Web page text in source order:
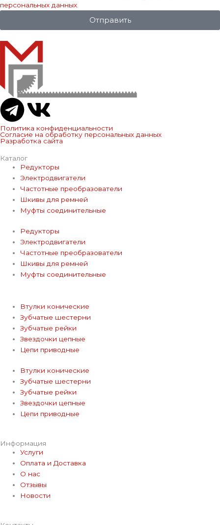
персональных данных
Отправить
T
e
l
e
g
r
a
m
V
k
Политика конфиденциальности
Согласие на обработку персональных данных
Разработка сайта
Каталог
Редукторы
Электродвигатели
Частотные преобразователи
Шкивы для ремней
Муфты соединительные
Редукторы
Электродвигатели
Частотные преобразователи
Шкивы для ремней
Муфты соединительные
Втулки конические
Зубчатые шестерни
Зубчатые рейки
Звездочки цепные
Цепи приводные
Втулки конические
Зубчатые шестерни
Зубчатые рейки
Звездочки цепные
Цепи приводные
Информация
Услуги
Оплата и Доставка
О нас
Отзывы
Новости